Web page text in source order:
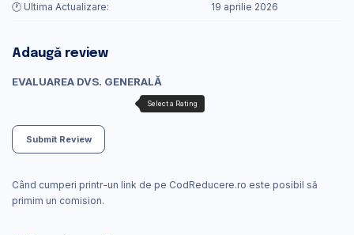
🕐 Ultima Actualizare: 19 aprilie 2026
Adaugă review
EVALUAREA DVS. GENERALĂ
Submit Review
Când cumperi printr-un link de pe CodReducere.ro este posibil să
primim un comision.